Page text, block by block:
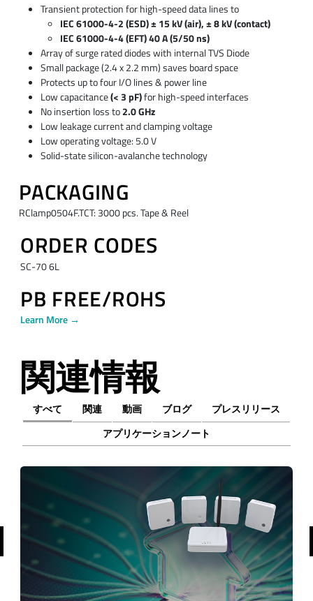
Transient protection for high-speed data lines to
IEC 61000-4-2 (ESD) ± 15 kV (air), ± 8 kV (contact)
IEC 61000-4-4 (EFT) 40 A (5/50 ns)
Array of surge rated diodes with internal TVS Diode
Small package (2.4 x 2.2 mm) saves board space
Protects up to four I/O lines & power line
Low capacitance(< 3 pF)for high-speed interfaces
No insertion loss to2.0 GHz
Low leakage current and clamping voltage
Low operating voltage: 5.0 V
Solid-state silicon-avalanche technology
PACKAGING
RClamp0504F.TCT: 3000 pcs. Tape & Reel
ORDER CODES
SC-70 6L
PB FREE/ROHS
Learn More →
関連情報
すべて 関連 動画 ブログ
プレスリリース
アプリケーションノート